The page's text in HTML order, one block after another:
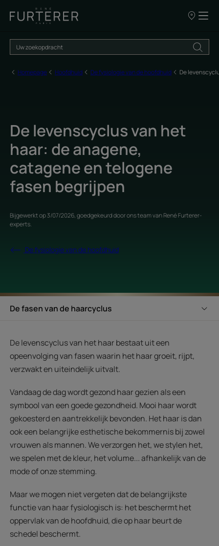
ONZE
Homepage Hoofdhuid De fysiologie van de hoofdhuid De
De levenscyclus van het
haar: de anagene,
catagene en telogene
fasen begrijpen
Bijgewerkt op3/07/2026, goedgekeurd doorons team van René Furterer-
experts.
De fysiologie van de hoofdhuid
De fasen van de haarcyclus
De levenscyclus van het haar bestaat uit een
opeenvolging van fasen waarin het haar groeit, rijpt,
verzwakt en uiteindelijk uitvalt.
Vandaag de dag wordt gezond haar gezien als een
symbool van een goede gezondheid. Mooi haar wordt
gekoesterd en aantrekkelijk bevonden. Het haar is dan
ook een belangrijke esthetische bekommernis bij zowel
vrouwen als mannen. We verzorgen het, we stylen het,
we spelen met de kleur, het volume... afhankelijk van de
mode of onze stemming.
Maar we mogen niet vergeten dat de belangrijkste
functie van haar fysiologisch is: het beschermt het
oppervlak van de hoofdhuid, die op haar beurt de
schedel beschermt.